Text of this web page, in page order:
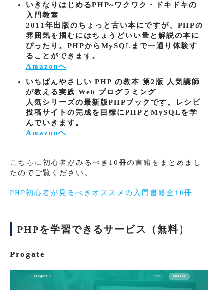
いきなりはじめるPHP~ワクワク・ドキドキの
入門教室
2011年出版のちょっと古い本にですが、PHPの
雰囲気を掴むにはちょうどいい量と解説の本に
ぴったり。PHPからMySQLまで一通り体験す
ることができます。
Amazonへ
いちばんやさしい PHP の教本 第2版 人気講師
が教える実践 Web プログラミング
人気シリーズの最新版PHPブックです。レシピ
投稿サイトの完成を目標にPHPとMySQLを学
んでいきます。
Amazonへ
こちらに初心者がみるべき10冊の書籍をまとめまし
たのでご覧ください。
PHP初心者が見るべきオススメの入門書籍全10冊
PHPを学習できるサービス（無料）
Progate